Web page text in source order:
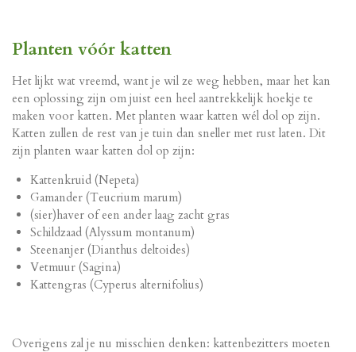
Planten vóór katten
Het lijkt wat vreemd, want je wil ze weg hebben, maar het kan
een oplossing zijn om juist een heel aantrekkelijk hoekje te
maken voor katten. Met planten waar katten wél dol op zijn.
Katten zullen de rest van je tuin dan sneller met rust laten. Dit
zijn planten waar katten dol op zijn:
Kattenkruid (Nepeta)
Gamander (Teucrium marum)
(sier)haver of een ander laag zacht gras
Schildzaad (Alyssum montanum)
Steenanjer (Dianthus deltoides)
Vetmuur (Sagina)
Kattengras (Cyperus alternifolius)
Overigens zal je nu misschien denken: kattenbezitters moeten